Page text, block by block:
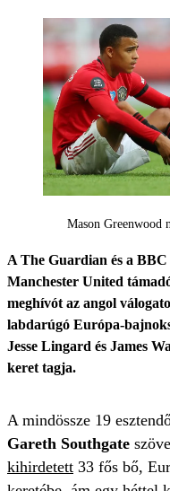
Mason Greenwood
A The Guardian és a
Manchester United
meghívót az angol
labdarúgó Európa-
Jesse Lingard és James
keret tagja.
A mindössze 19
Gareth Southgate
kihirdetett 33 fős bő,